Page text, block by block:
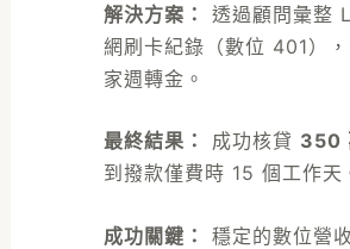
解決方案：
透過顧問彙整
網刷卡紀錄（數位 401）
家週轉金。
最終結果： 成功核貸 350
到撥款僅費時 15 個工作天
成功關鍵：
穩定的數位營